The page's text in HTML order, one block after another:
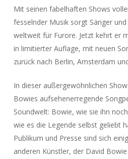
Mit seinen fabelhaften Shows
fesselnder Musik sorgt Sänger
weltweit für Furore. Jetzt kehrt er
in limitierter Auflage, mit neuen
zurück nach Berlin, Amsterdam
In dieser außergewöhnlichen
Bowies aufsehenerregende
Soundwelt: Bowie, wie sie ihn
wie es die Legende selbst geliebt
Publikum und Presse sind sich
anderen Künstler, der David